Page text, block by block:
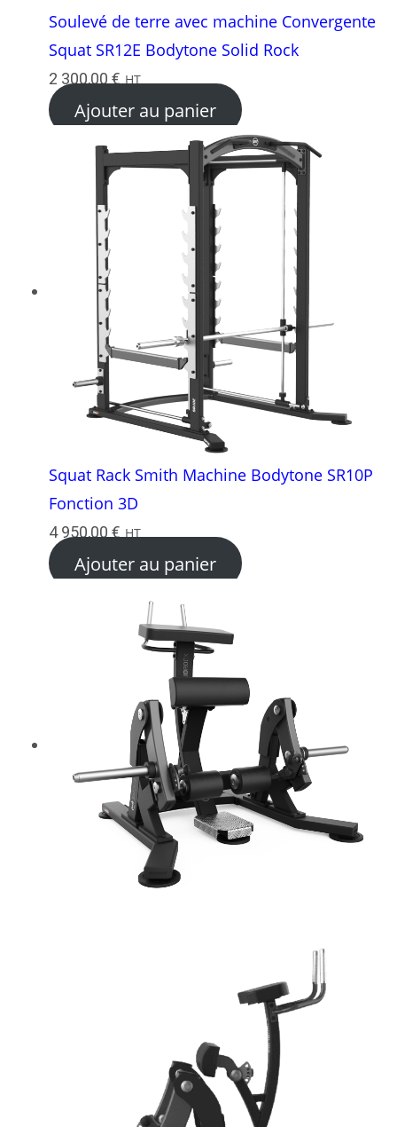
Soulevé de terre avec machine Convergente
Squat SR12E Bodytone Solid Rock
2 300,00 € HT
Ajouter au panier
Squat Rack Smith Machine Bodytone SR10P
Fonction 3D
4 950,00 € HT
Ajouter au panier